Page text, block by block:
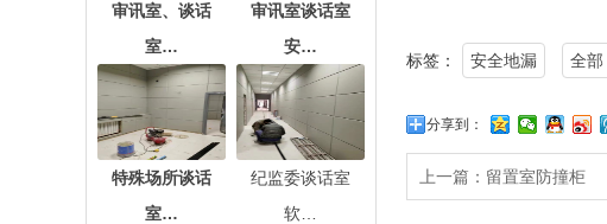
审讯室、谈话
室…
审讯室谈话室
安…
特殊场所谈话
室…
纪监委谈话室
软…
标签： 安全地漏 全部
分享到：
上一篇： 留置室防撞柜